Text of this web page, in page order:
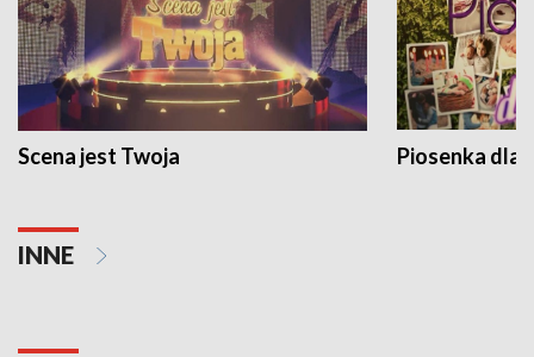
Scena jest Twoja Piosenka dla
INNE